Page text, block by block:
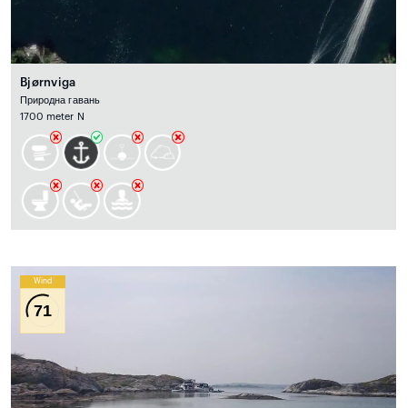
Bjørnviga
Природна гавань
1700 meter N
Wind
71